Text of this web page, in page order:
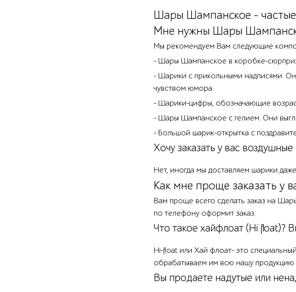
Шары Шампанское -
Мне нужны Шары
Мы рекомендуем Вам следующие
- Шары Шампанское в коробке-
- Шарики с прикольными надписями.
чувством юмора.
- Шарики-цифры, обозначающие
- Шары Шампанское с гелием. Они
- Большой шарик-открытка с
Хочу заказать у вас
Нет, иногда мы доставляем шарики
Как мне проще заказать у
Вам проще всего сделать заказ на
по телефону оформит заказ.
Что такое хайфлоат (Hi float)?
Hi-float или Хай флоат- это
обрабатываем им всю нашу продукцию.
Вы продаете надутые или